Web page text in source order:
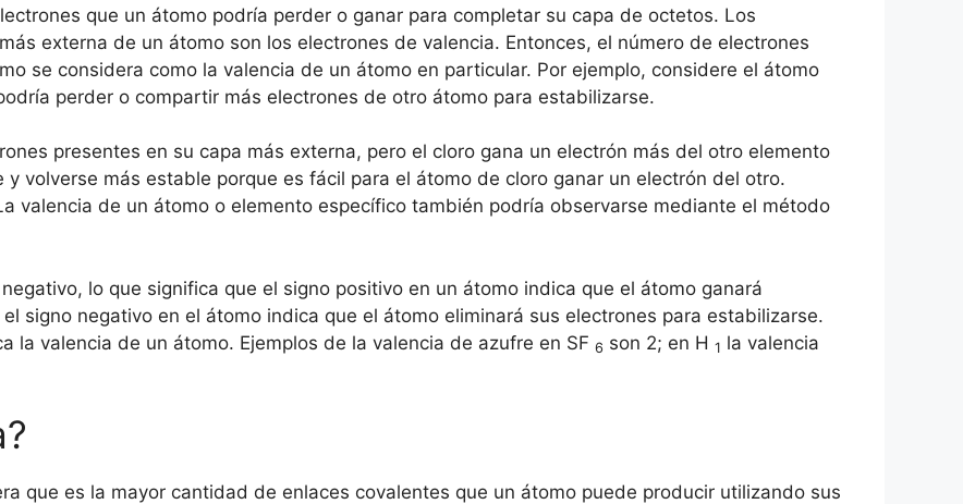
que un átomo podría perder o ganar para completar su capa de octetos. Los
externa de un átomo son los electrones de valencia. Entonces, el número de electrones
se considera como la valencia de un átomo en particular. Por ejemplo, considere el átomo
perder o compartir más electrones de otro átomo para estabilizarse.
presentes en su capa más externa, pero el cloro gana un electrón más del otro elemento
volverse más estable porque es fácil para el átomo de cloro ganar un electrón del otro.
valencia de un átomo o elemento específico también podría observarse mediante el método
lo que significa que el signo positivo en un átomo indica que el átomo ganará
signo negativo en el átomo indica que el átomo eliminará sus electrones para estabilizarse.
la valencia de un átomo. Ejemplos de la valencia de azufre en SF 6 son 2; en H 1 la valencia
que es la mayor cantidad de enlaces covalentes que un átomo puede producir utilizando sus